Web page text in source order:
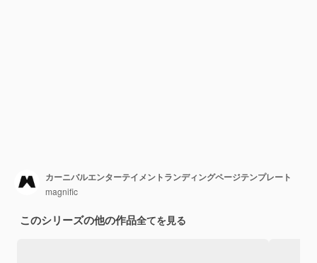
カーニバルエンターテイメントランディングページテンプレート
magnific
このシリーズの他の作品全てを見る